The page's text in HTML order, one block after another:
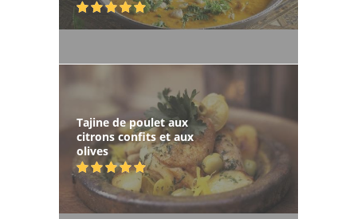
Tajine de poulet aux
citrons confits et aux
olives